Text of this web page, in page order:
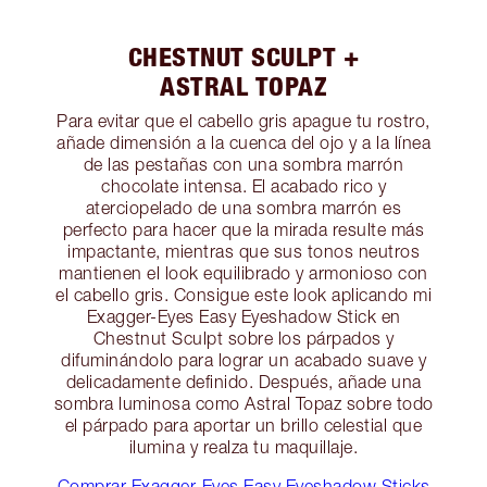
CHESTNUT SCULPT +
ASTRAL TOPAZ
Para evitar que el cabello gris apague tu rostro,
añade dimensión a la cuenca del ojo y a la línea
de las pestañas con una sombra marrón
chocolate intensa. El acabado rico y
aterciopelado de una sombra marrón es
perfecto para hacer que la mirada resulte más
impactante, mientras que sus tonos neutros
mantienen el look equilibrado y armonioso con
el cabello gris. Consigue este look aplicando mi
Exagger-Eyes Easy Eyeshadow Stick en
Chestnut Sculpt sobre los párpados y
difuminándolo para lograr un acabado suave y
delicadamente definido. Después, añade una
sombra luminosa como Astral Topaz sobre todo
el párpado para aportar un brillo celestial que
ilumina y realza tu maquillaje.